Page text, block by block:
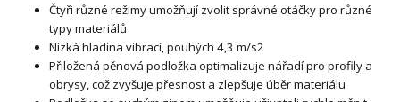
Čtyři různé režimy umožňují zvolit správné otáčky pro různé
typy materiálů
Nízká hladina vibrací, pouhých 4,3 m/s2
Přiložená pěnová podložka optimalizuje nářadí pro profily a
obrysy, což zvyšuje přesnost a zlepšuje úběr materiálu